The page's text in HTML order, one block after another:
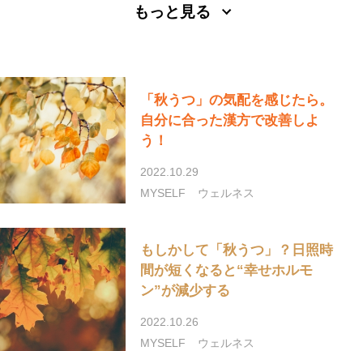
もっと見る
「秋うつ」の気配を感じたら。
自分に合った漢方で改善しよ
う！
2022.10.29
MYSELF
ウェルネス
もしかして「秋うつ」？日照時
間が短くなると“幸せホルモ
ン”が減少する
2022.10.26
MYSELF
ウェルネス